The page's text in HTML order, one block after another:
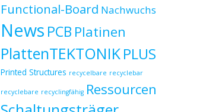
Functional-Board Nachwuchs
News PCB Platinen
PlattenTEKTONIK PLUS
Printed Structures recycelbare recyclebar
recyclebare recyclingfähig Ressourcen